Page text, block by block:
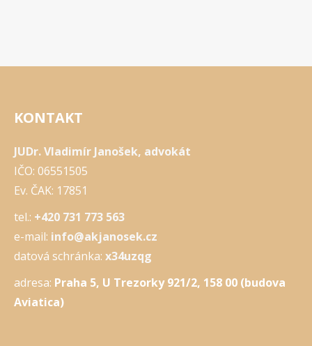
KONTAKT
JUDr. Vladimír Janošek, advokát
IČO: 06551505
Ev. ČAK: 17851
tel.: +420 731 773 563
e-mail: info@akjanosek.cz
datová schránka: x34uzqg
adresa: Praha 5, U Trezorky 921/2, 158 00 (budova
Aviatica)